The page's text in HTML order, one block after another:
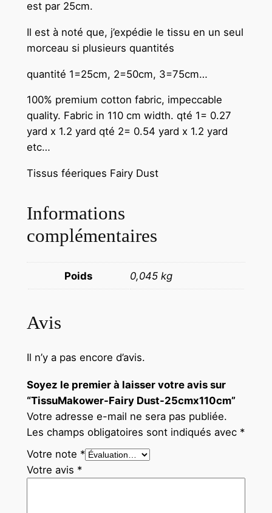
est par 25cm.
Il est à noté que, j’expédie le tissu en un seul
morceau si plusieurs quantités
quantité 1=25cm, 2=50cm, 3=75cm…
100% premium cotton fabric, impeccable
quality. Fabric in 110 cm width. qté 1= 0.27
yard x 1.2 yard qté 2= 0.54 yard x 1.2 yard
etc…
Tissus féeriques Fairy Dust
Informations
complémentaires
Poids 0,045 kg
Avis
Il n’y a pas encore d’avis.
Soyez le premier à laisser votre avis sur
“TissuMakower-Fairy Dust-25cmx110cm”
Votre adresse e-mail ne sera pas publiée.
Les champs obligatoires sont indiqués avec *
Votre note *
Votre avis *